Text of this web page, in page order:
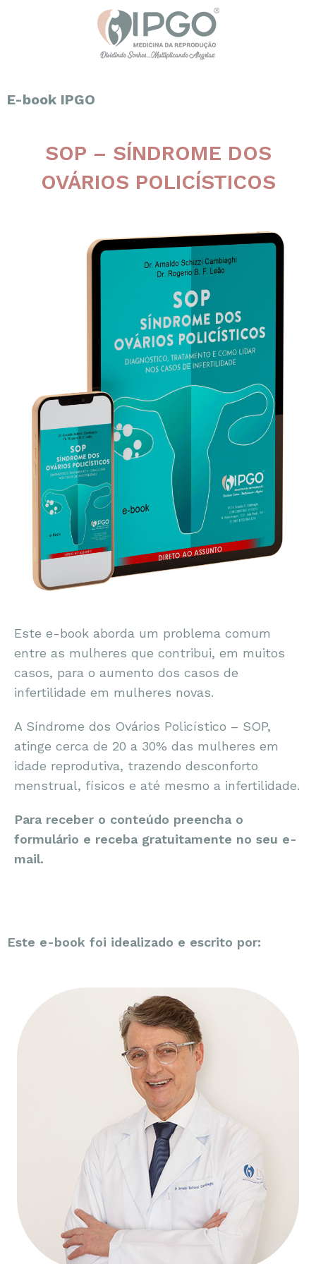
E-book IPGO
SOP – SÍNDROME DOS
OVÁRIOS POLICÍSTICOS
Este e-book aborda um problema comum
entre as mulheres que contribui, em muitos
casos, para o aumento dos casos de
infertilidade em mulheres novas.
A Síndrome dos Ovários Policístico – SOP,
atinge cerca de 20 a 30% das mulheres em
idade reprodutiva, trazendo desconforto
menstrual, físicos e até mesmo a infertilidade.
Para receber o conteúdo preencha o
formulário e receba gratuitamente no seu e-
mail.
Este e-book foi idealizado e escrito por: